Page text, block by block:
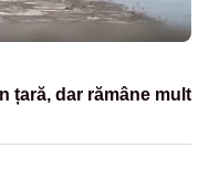
țară, dar rămâne mult